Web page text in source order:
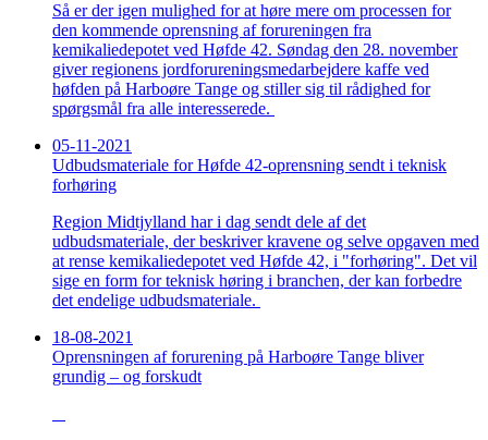
Så er der igen mulighed for at høre mere om processen for
den kommende oprensning af forureningen fra
kemikaliedepotet ved Høfde 42. Søndag den 28. november
giver regionens jordforureningsmedarbejdere kaffe ved
høfden på Harboøre Tange og stiller sig til rådighed for
spørgsmål fra alle interesserede.
05-11-2021
Udbudsmateriale for Høfde 42-oprensning sendt i teknisk
forhøring
Region Midtjylland har i dag sendt dele af det
udbudsmateriale, der beskriver kravene og selve opgaven med
at rense kemikaliedepotet ved Høfde 42, i "forhøring". Det vil
sige en form for teknisk høring i branchen, der kan forbedre
det endelige udbudsmateriale.
18-08-2021
Oprensningen af forurening på Harboøre Tange bliver
grundig – og forskudt